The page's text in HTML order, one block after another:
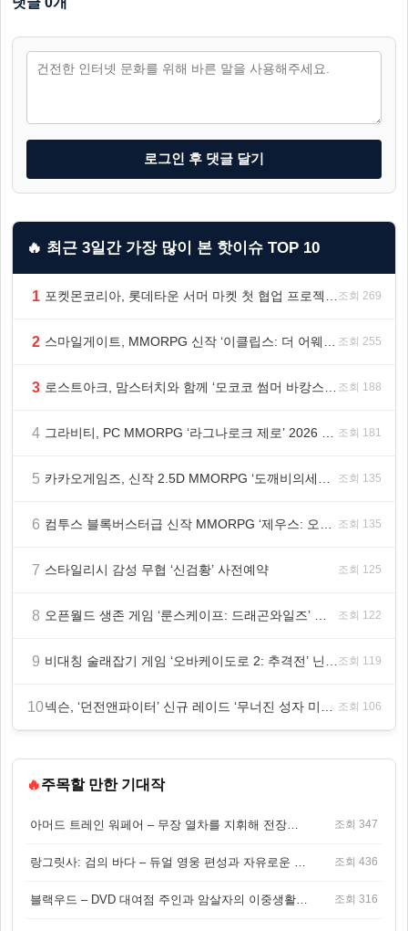
로그인 후 댓글 달기
🔥 최근 3일간 가장 많이 본 핫이슈 TOP 10
1 포켓몬코리아, 롯데타운 서머 마켓 첫 협업 프로젝트 ‘포켓몬 별빛낙원’ 개최 조회 269
2 스마일게이트, MMORPG 신작 ‘이클립스: 더 어웨이크닝’ 9월 10일 론칭! 조회 255
3 로스트아크, 맘스터치와 함께 ‘모코코 썸머 바캉스 세트’ 출시 조회 188
4 그라비티, PC MMORPG ‘라그나로크 제로’ 2026 여름 프로모션 진행! 조회 181
5 카카오게임즈, 신작 2.5D MMORPG ‘도깨비의세계’ 천만 배우 박지훈 광고 모델 발탁 조회 135
6 컴투스 블록버스터급 신작 MMORPG ‘제우스: 오만의 신’, 8월 26일 출시! 조회 135
7 스타일리시 감성 무협 ‘신검황’ 사전예약 조회 125
8 오픈월드 생존 게임 ‘룬스케이프: 드래곤와일즈’ 대규모 유저 편의성 개선 및 사이드 퀘스트 업데이트 조회 122
9 비대칭 술래잡기 게임 ‘오바케이도로 2: 추격전’ 닌텐도 eShop 출시 조회 119
10 넥슨, ‘던전앤파이터’ 신규 레이드 ‘무너진 성자 미카엘라’ 업데이트! 조회 106
🔥주목할 만한 기대작
조회 347
조회 436
조회 316